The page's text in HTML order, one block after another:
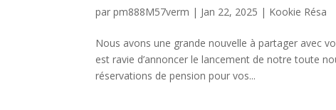
parpm888M57verm | Jan 22, 2025 | Kookie Résa
Nous avons une grande nouvelle à partager avec
est ravie d’annoncer le lancement de notre toute
réservations de pension pour vos...